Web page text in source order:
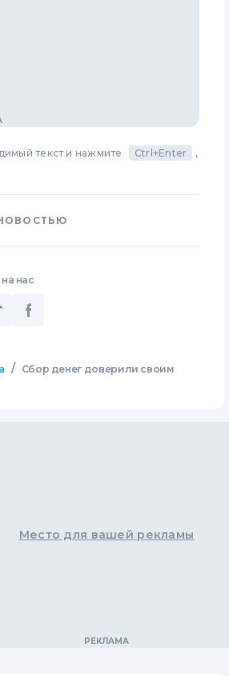
текст и нажмите Ctrl+Enter
,
нас
/ Сбор денег доверили своим
Место для вашей рекламы